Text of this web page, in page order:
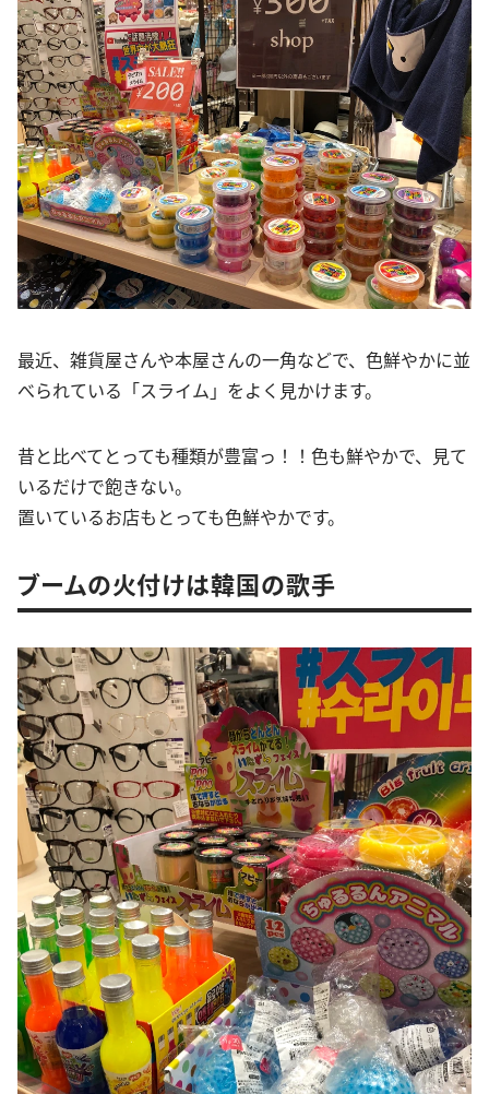
最近、雑貨屋さんや本屋さんの一角などで、色鮮やかに並
べられている「スライム」をよく見かけます。
昔と比べてとっても種類が豊富っ！！色も鮮やかで、見て
いるだけで飽きない。
置いているお店もとっても色鮮やかです。
ブームの火付けは韓国の歌手